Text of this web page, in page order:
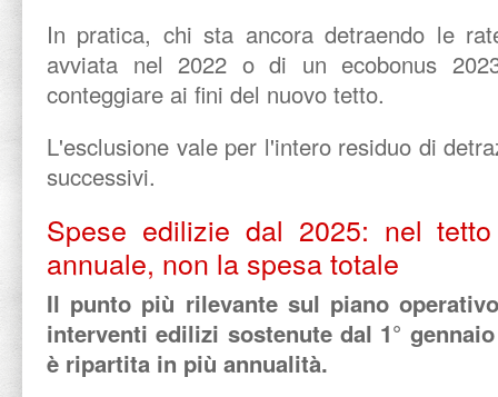
In pratica, chi sta ancora detraendo le
avviata nel 2022 o di un ecobonus
conteggiare ai fini del nuovo tetto.
L'esclusione vale per l'intero residuo di
successivi.
Spese edilizie dal 2025: nel
annuale, non la spesa totale
Il punto più rilevante sul piano
interventi edilizi sostenute dal 1°
è ripartita in più annualità.